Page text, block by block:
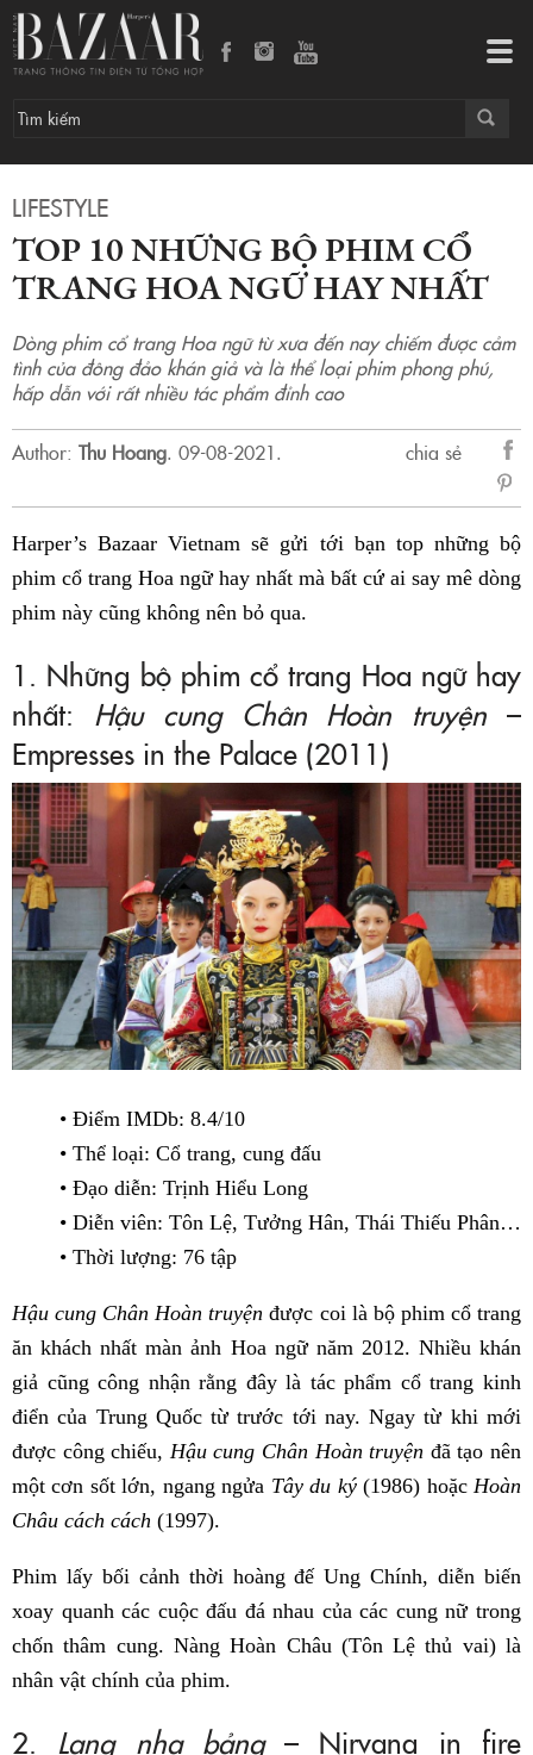
LIFESTYLE
TOP 10 NHỮNG BỘ PHIM CỔ
TRANG HOA NGỮ HAY NHẤT
Dòng phim cổ trang Hoa ngữ từ xưa đến nay chiếm được cảm
tình của đông đảo khán giả và là thể loại phim phong phú,
hấp dẫn với rất nhiều tác phẩm đỉnh cao
Author: Thu Hoang. 09-08-2021.
chia sẻ
sẻ
Harper’s Bazaar Vietnam sẽ gửi tới bạn top những bộ
phim cổ trang Hoa ngữ hay nhất mà bất cứ ai say mê dòng
phim này cũng không nên bỏ qua.
1. Những bộ phim cổ trang Hoa ngữ hay
nhất: Hậu cung Chân Hoàn truyện –
Empresses in the Palace (2011)
• Điểm IMDb: 8.4/10
• Thể loại: Cổ trang, cung đấu
• Đạo diễn: Trịnh Hiểu Long
• Diễn viên: Tôn Lệ, Tưởng Hân, Thái Thiếu Phân…
• Thời lượng: 76 tập
Hậu cung Chân Hoàn truyện được coi là bộ phim cổ trang
ăn khách nhất màn ảnh Hoa ngữ năm 2012. Nhiều khán
giả cũng công nhận rằng đây là tác phẩm cổ trang kinh
điển của Trung Quốc từ trước tới nay. Ngay từ khi mới
được công chiếu, Hậu cung Chân Hoàn truyện đã tạo nên
một cơn sốt lớn, ngang ngửa Tây du ký(1986) hoặc Hoàn
Châu cách cách (1997).
Phim lấy bối cảnh thời hoàng đế Ung Chính, diễn biến
xoay quanh các cuộc đấu đá nhau của các cung nữ trong
chốn thâm cung. Nàng Hoàn Châu (Tôn Lệ thủ vai) là
nhân vật chính của phim.
2. Lang nha bảng– Nirvana in fire
Top 10 những bộ phim cổ trang Hoa ngữ hay nhất